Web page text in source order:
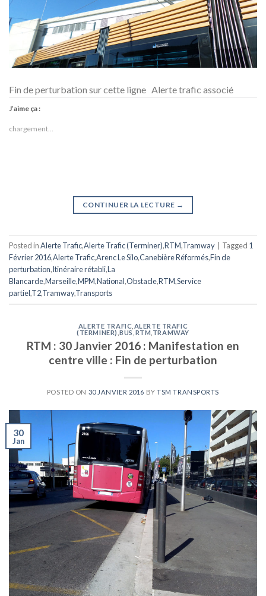
Fin de perturbation sur cette ligne Alerte trafic associé
J’aime ça :
chargement…
CONTINUER LA LECTURE →
Posted inAlerte Trafic,Alerte Trafic (Terminer),RTM,Tramway Tagged 1
Février 2016,Alerte Trafic,Arenc Le Silo,Canebière Réformés,Fin de
perturbation,Itinéraire rétabli,La
Blancarde,Marseille,MPM,National,Obstacle,RTM,Service
partiel,T2,Tramway,Transports
ALERTE TRAFIC ALERTE TRAFIC
(TERMINER) ,BUS RTM TRAMWAY
RTM : 30 Janvier 2016 : Manifestation en
centre ville : Fin de perturbation
POSTED ON 30 JANVIER 2016 BYTSM TRANSPORTS
30
Jan